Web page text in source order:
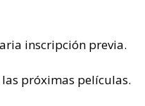
inscripción previa.
próximas películas.